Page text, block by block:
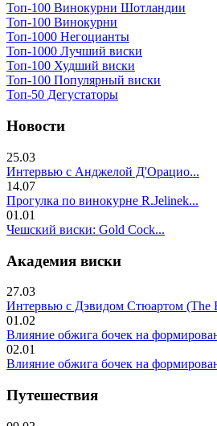
Топ-100 Винокурни Шотландии
Топ-100 Винокурни
Топ-1000 Негоцианты
Топ-1000 Лучший виски
Топ-100 Худший виски
Топ-100 Популярный виски
Топ-50 Дегустаторы
Новости
25.03
Интервью с Анджелой Д'Орацио...
14.07
Прогулка по винокурне R.Jelinek...
01.01
Чешский виски: Gold Cock...
Академия виски
27.03
Интервью с Дэвидом Стюартом (The
01.02
Влияние обжига бочек на
02.01
Влияние обжига бочек на
Путешествия